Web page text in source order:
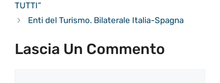
TUTTI”
Enti del Turismo. Bilaterale Italia-Spagna
Lascia Un Commento